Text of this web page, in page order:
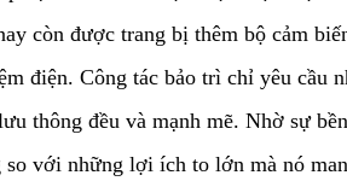
còn được trang bị thêm bộ cảm
điện. Công tác bảo trì chỉ yêu cầu
thông đều và mạnh mẽ. Nhờ sự
so với những lợi ích to lớn mà nó